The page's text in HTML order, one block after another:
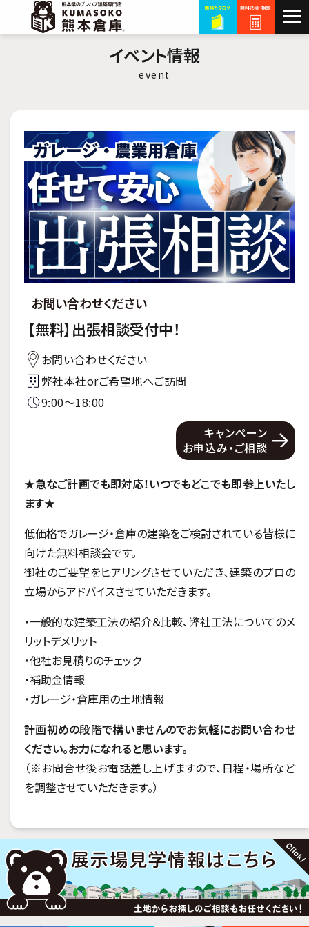
イベント情報
event
お問い合わせください
【無料】出張相談受付中！
お問い合わせください
弊社本社orご希望地へご訪問
9:00～18:00
キャンペーン
お申込み・ご相談
★急なご計画でも即対応！いつでもどこでも即参上いたし
ます★
低価格でガレージ・倉庫の建築をご検討されている皆様に
向けた無料相談会です。
御社のご要望をヒアリングさせていただき、建築のプロの
立場からアドバイスさせていただきます。
・一般的な建築工法の紹介＆比較、弊社工法についてのメ
リットデメリット
・他社お見積りのチェック
・補助金情報
・ガレージ・倉庫用の土地情報
計画初めの段階で構いませんのでお気軽にお問い合わせ
ください。お力になれると思います。
（※お問合せ後お電話差し上げますので、日程・場所など
を調整させていただきます。）